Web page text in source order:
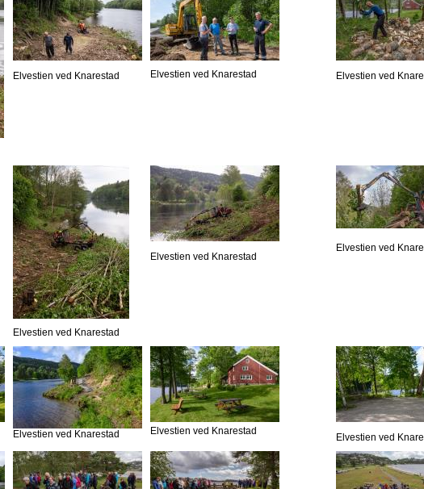
Elvestien ved Knarestad Elvestien ved Knarestad Elvestien ved
Elvestien ved Knarestad
Elvestien ved Knarestad
Elvestien ved
Elvestien ved Knarestad Elvestien ved Knarestad
Elvestien ved